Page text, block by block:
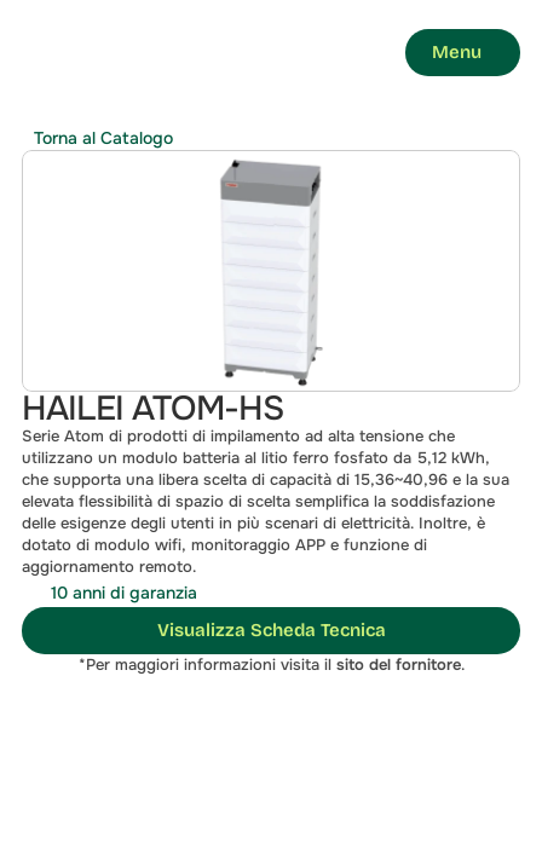
Menu
HAILEI ATOM-HS
Serie Atom di prodotti di impilamento ad alta tensione che
utilizzano un modulo batteria al litio ferro fosfato da 5,12 kWh,
che supporta una libera scelta di capacità di 15,36~40,96 e la sua
elevata flessibilità di spazio di scelta semplifica la soddisfazione
delle esigenze degli utenti in più scenari di elettricità. Inoltre, è
dotato di modulo wifi, monitoraggio APP e funzione di
aggiornamento remoto.
10 anni di garanzia
Visualizza Scheda Tecnica
*Per maggiori informazioni visita il sito del fornitore.
Torna al Catalogo